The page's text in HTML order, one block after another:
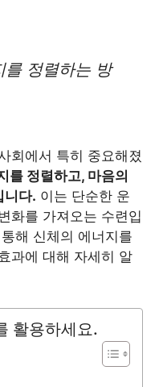
를 정렬하는 방
회에서 특히 중요해졌
를 정렬하고, 마음의
니다. 이는 단순한 운
화를 가져오는 수련입
해 신체의 에너지를
과에 대해 자세히 알
활용하세요.